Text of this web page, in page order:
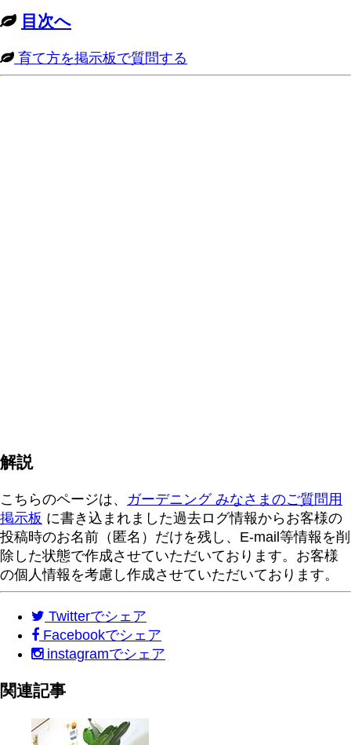
目次へ
育て方を掲示板で質問する
解説
こちらのページは、 ガーデニング みなさまのご質問用
掲示板 に書き込まれました過去ログ情報からお客様の
投稿時のお名前（匿名）だけを残し、E-mail等情報を削
除した状態で作成させていただいております。お客様
の個人情報を考慮し作成させていただいております。
Twitterでシェア
Facebookでシェア
instagramでシェア
関連記事